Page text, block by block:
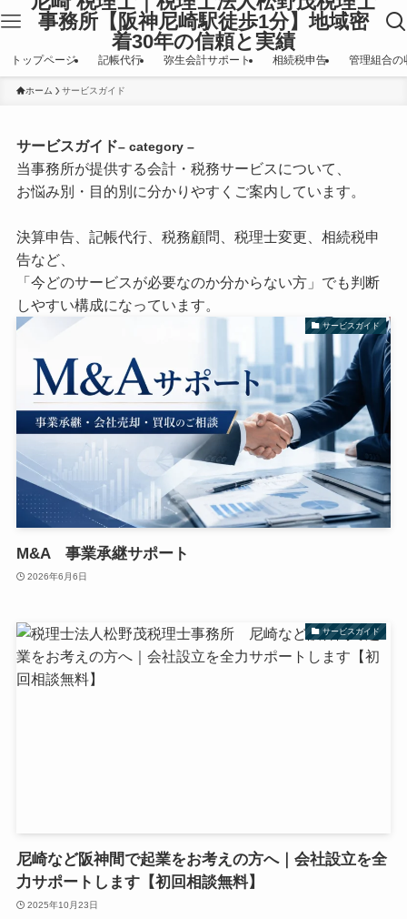
事務所【阪神尼崎駅徒歩1分】地域密
着30年の信頼と実績
トップページ 記帳代行 弥生会計サポート 相続税申告 管理組合の
ホーム サービスガイド
サービスガイド– category –
当事務所が提供する会計・税務サービスについて、
お悩み別・目的別に分かりやすくご案内しています。
決算申告、記帳代行、税務顧問、税理士変更、相続税申
告など、
「今どのサービスが必要なのか分からない方」でも判断
しやすい構成になっています。
サービスガイド
M&A 事業承継サポート
2026年6月6日
サービスガイド
尼崎など阪神間で起業をお考えの方へ｜会社設立を全
力サポートします【初回相談無料】
2025年10月23日